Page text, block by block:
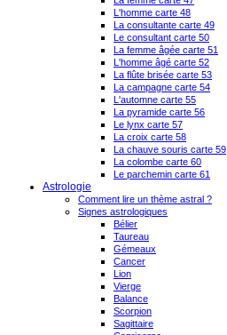
L'homme carte 48
La consultante carte 49
Le consultant carte 50
La femme âgée carte 51
L'homme âgé carte 52
La flûte brisée carte 53
La campagne carte 54
L'automne carte 55
La pyramide carte 56
Le lynx carte 57
La croix carte 58
La chauve souris carte 59
La colombe carte 60
Le parchemin carte 61
Astrologie
Comment lire un thème astral ?
Signes astrologiques
Bélier
Taureau
Gémeaux
Cancer
Lion
Vierge
Balance
Scorpion
Sagittaire